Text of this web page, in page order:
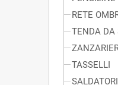
RETE
TENDA DA
TASSELLI
SALDATORI